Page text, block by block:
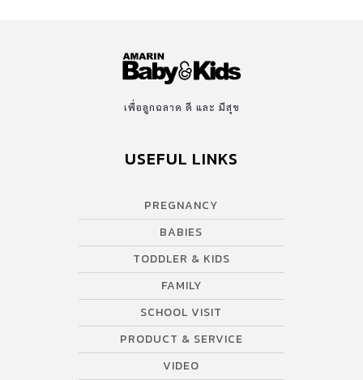
เพื่อลูกฉลาด ดี และ มีสุข
USEFUL LINKS
PREGNANCY
BABIES
TODDLER & KIDS
FAMILY
SCHOOL VISIT
PRODUCT & SERVICE
VIDEO